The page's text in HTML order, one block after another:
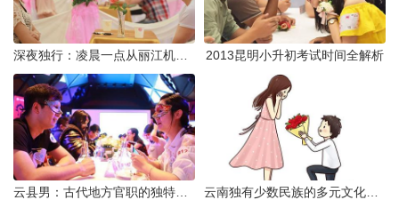
2013昆明小升初考试时间全解析